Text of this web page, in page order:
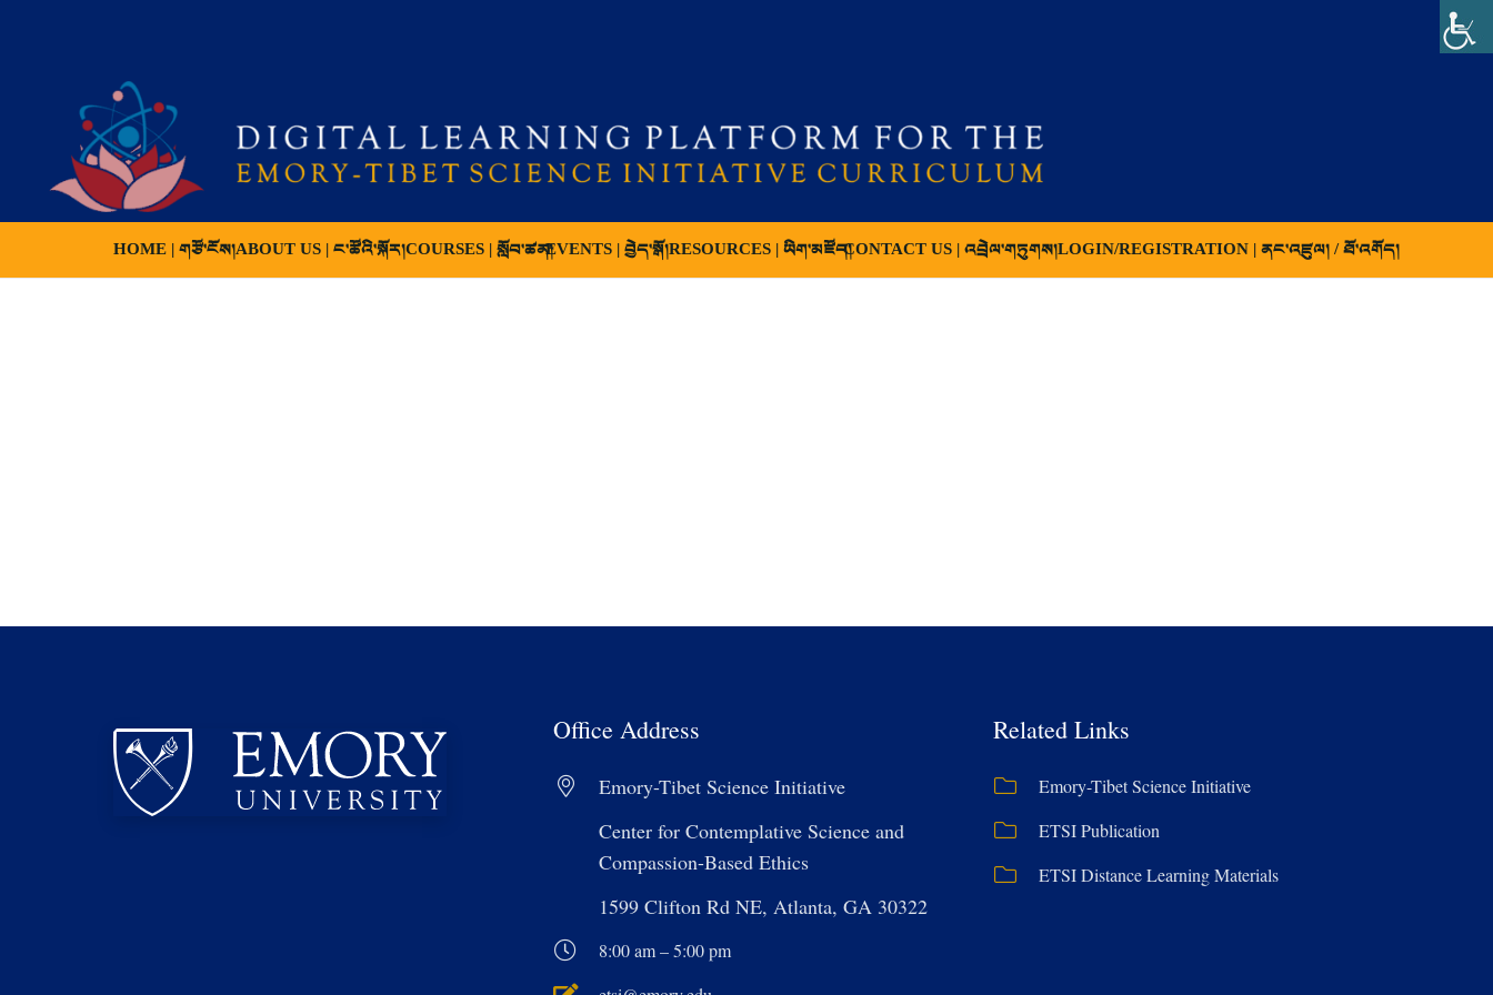
HOME | གཙོ་ངོས།ABOUT US | ང་ཚོའི་སྐོར།COURSES | སློབ་ཚན།EVENTS | བྱེད་སྒོ།RESOURCES | ཡིག་མཛོད།CONTACT US | འབྲེལ་གཏུགས།LOGIN/REGISTRATION | ནང་འཛུལ། / ཐོ་འགོད།
Office Address
Emory-Tibet Science Initiative
Center for Contemplative Science and
Compassion-Based Ethics
1599 Clifton Rd NE, Atlanta, GA 30322
8:00 am – 5:00 pm
Related Links
Emory-Tibet Science Initiative
ETSI Publication
ETSI Distance Learning Materials